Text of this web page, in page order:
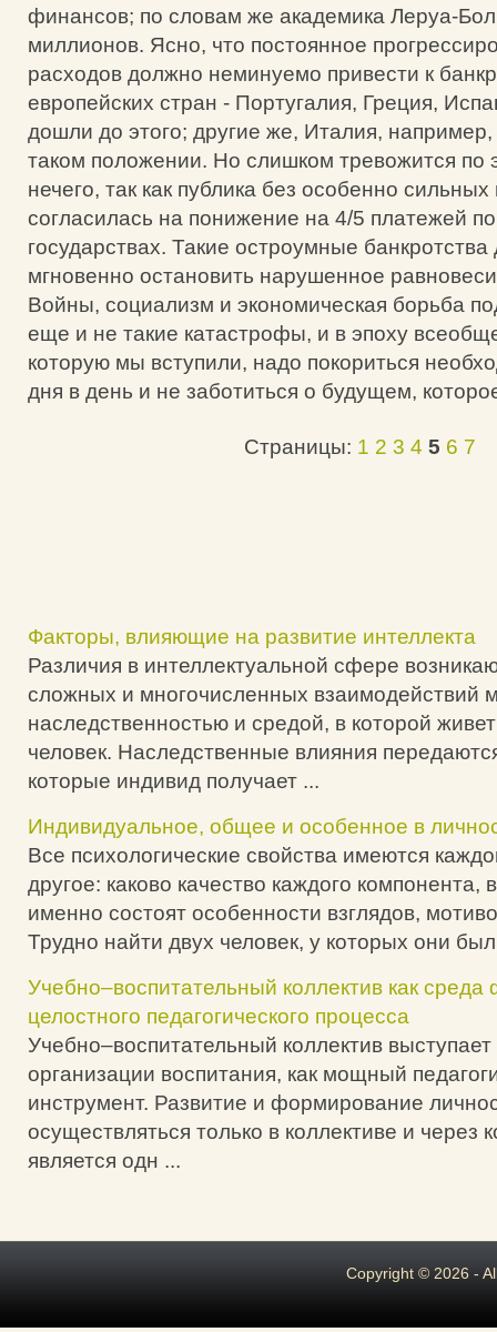
финансов; по словам же академика Леруа-
миллионов. Ясно, что постоянное
расходов должно неминуемо привести к
европейских стран - Португалия, Греция,
дошли до этого; другие же, Италия, например,
таком положении. Но слишком тревожится по
нечего, так как публика без особенно сильных
согласилась на понижение на 4/5 платежей
государствах. Такие остроумные
мгновенно остановить нарушенное
Войны, социализм и экономическая борьба
еще и не такие катастрофы, и в эпоху
которую мы вступили, надо покориться
дня в день и не заботиться о будущем,
Страницы: 1 2 3 4 5 6 7
Факторы, влияющие на развитие интеллекта
Различия в интеллектуальной сфере
сложных и многочисленных взаимодействий
наследственностью и средой, в которой
человек. Наследственные влияния
которые индивид получает ...
Индивидуальное, общее и особенное в
Все психологические свойства имеются
другое: каково качество каждого
именно состоят особенности взглядов,
Трудно найти двух человек, у которых они
Учебно–воспитательный коллектив как
целостного педагогического процесса
Учебно–воспитательный коллектив
организации воспитания, как мощный
инструмент. Развитие и формирование
осуществляться только в коллективе и через
является одн ...
Copyright © 2026 -